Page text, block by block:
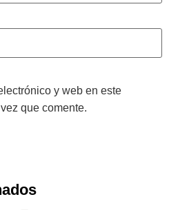
y web en este
que comente.